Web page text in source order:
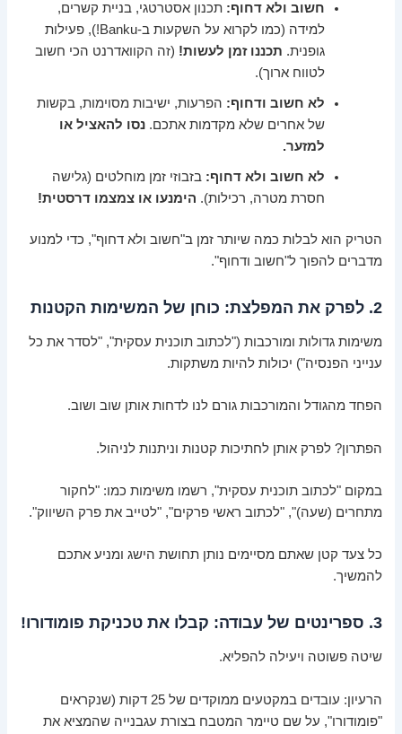
חשוב ולא דחוף: תכנון אסטרטגי, בניית קשרים,
למידה (כמו לקרוא על השקעות ב-Banku!), פעילות
גופנית. תכננו זמן לעשות! (זה הקוואדרנט הכי חשוב
לטווח ארוך).
לא חשוב ודחוף: הפרעות, ישיבות מסוימות, בקשות
של אחרים שלא מקדמות אתכם.נסו להאציל או
למזער.
לא חשוב ולא דחוף: בזבוזי זמן מוחלטים (גלישה
חסרת מטרה, רכילות). הימנעו או צמצמו דרסטית!
הטריק הוא לבלות כמה שיותר זמן ב"חשוב ולא דחוף", כדי למנוע
מדברים להפוך ל"חשוב ודחוף".
2. לפרק את המפלצת: כוחן של המשימות הקטנות
משימות גדולות ומורכבות ("לכתוב תוכנית עסקית", "לסדר את כל
ענייני הפנסיה") יכולות להיות משתקות.
הפחד מהגודל והמורכבות גורם לנו לדחות אותן שוב ושוב.
הפתרון? לפרק אותן לחתיכות קטנות וניתנות לניהול.
במקום "לכתוב תוכנית עסקית", רשמו משימות כמו: "לחקור
מתחרים (שעה)", "לכתוב ראשי פרקים", "לטייב את פרק השיווק".
כל צעד קטן שאתם מסיימים נותן תחושת הישג ומניע אתכם
להמשיך.
3. ספרינטים של עבודה: קבלו את טכניקת פומודורו!
שיטה פשוטה ויעילה להפליא.
הרעיון: עובדים במקטעים ממוקדים של 25 דקות (שנקראים
"פומודורו", על שם טיימר המטבח בצורת עגבנייה שהמציא את